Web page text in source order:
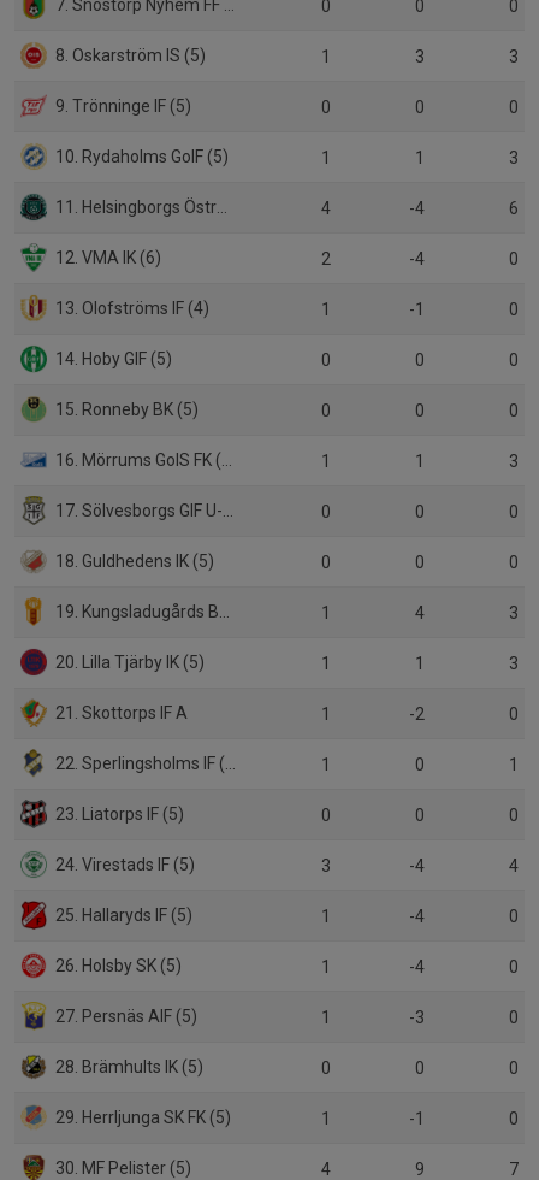
7. Snöstorp Nyhem FF (5) 0 0 0
8. Oskarström IS (5) 1 3 3
9. Trönninge IF (5) 0 0 0
10. Rydaholms GoIF (5) 1 1 3
11. Helsingborgs Östra IF (6) 4 -4 6
12. VMA IK (6) 2 -4 0
13. Olofströms IF (4) 1 -1 0
14. Hoby GIF (5) 0 0 0
15. Ronneby BK (5) 0 0 0
16. Mörrums GoIS FK (5) 1 1 3
17. Sölvesborgs GIF U-lag (5) 0 0 0
18. Guldhedens IK (5) 0 0 0
19. Kungsladugårds BK (5) 1 4 3
20. Lilla Tjärby IK (5) 1 1 3
21. Skottorps IF A 1 -2 0
22. Sperlingsholms IF (5) 1 0 1
23. Liatorps IF (5) 0 0 0
24. Virestads IF (5) 3 -4 4
25. Hallaryds IF (5) 1 -4 0
26. Holsby SK (5) 1 -4 0
27. Persnäs AIF (5) 1 -3 0
28. Brämhults IK (5) 0 0 0
29. Herrljunga SK FK (5) 1 -1 0
30. MF Pelister (5) 4 9 7